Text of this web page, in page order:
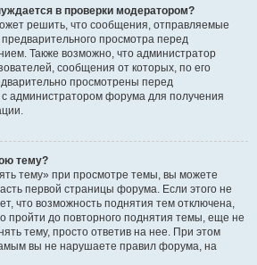
в проверки модератором?
решить, что сообщения, отправляемые
просмотра перед
Также возможно, что администратор
сообщения от которых, по его
просмотрены перед
администратором форума для получения
тему?
тему» при просмотре темы, вы можете
первой страницы форума. Если этого не
что возможность поднятия тем отключена,
пройти до повторного поднятия темы, еще не
тему, просто ответив на нее. При этом
вы не нарушаете правил форума, на